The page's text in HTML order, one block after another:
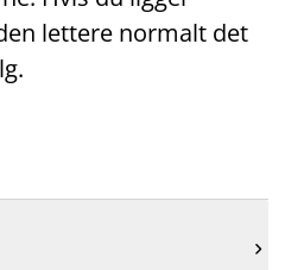
lettere normalt det
